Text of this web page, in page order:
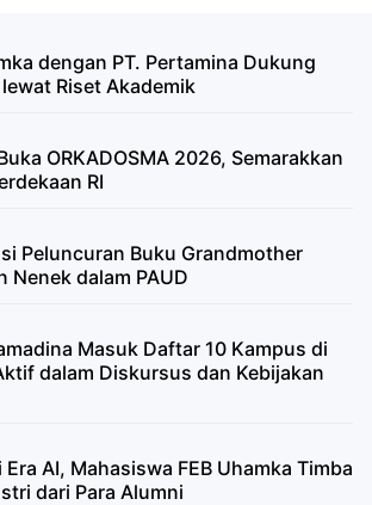
dengan PT. Pertamina Dukung
Riset Akademik
ORKADOSMA 2026, Semarakkan
RI
Peluncuran Buku Grandmother
Nenek dalam PAUD
Masuk Daftar 10 Kampus di
dalam Diskursus dan Kebijakan
AI, Mahasiswa FEB Uhamka Timba
dari Para Alumni